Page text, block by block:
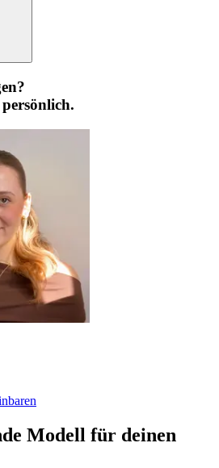
Modell für deinen